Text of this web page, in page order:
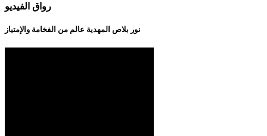
رواق الفيديو
نور بلاص المهدية عالم من الفخامة والإمتياز